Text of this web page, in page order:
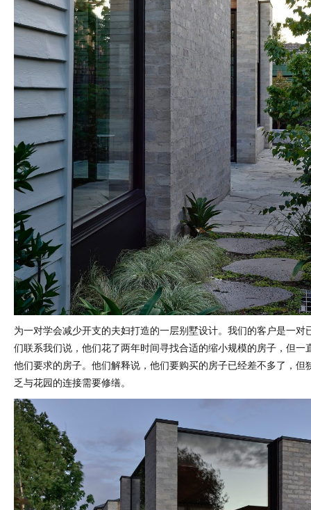
为一对学会减少开支的夫妇打造的一层别墅设计。我们的客户是一对
们联系我们说，他们花了两年时间寻找合适的缩小规模的房子，但一
他们要求的房子。他们解释说，他们要购买的房子已经差不多了，但
乏与花园的连接需要修缮。